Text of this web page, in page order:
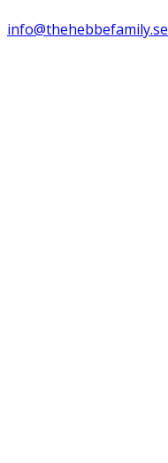
info@thehebbefamily.se